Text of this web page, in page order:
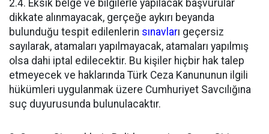
2.4. Eksik belge ve bilgilerle yapılacak başvurular
dikkate alınmayacak, gerçeğe aykırı beyanda
bulunduğu tespit edilenlerin sınavları geçersiz
sayılarak, atamaları yapılmayacak, atamaları yapılmış
olsa dahi iptal edilecektir. Bu kişiler hiçbir hak talep
etmeyecek ve haklarında Türk Ceza Kanununun ilgili
hükümleri uygulanmak üzere Cumhuriyet Savcılığına
suç duyurusunda bulunulacaktır.